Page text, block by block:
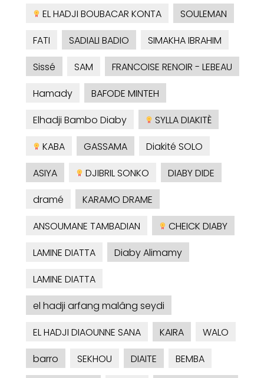
EL HADJI BOUBACAR KONTA
SOULEMAN
FATI
SADIALI BADIO
SIMAKHA IBRAHIM
Sissé
SAM
FRANCOISE RENOIR - LEBEAU
Hamady
BAFODE MINTEH
Elhadji Bambo Diaby
SYLLA DIAKITÈ
KABA
GASSAMA
Diakité SOLO
ASIYA
DJIBRIL SONKO
DIABY DIDE
dramé
KARAMO DRAME
ANSOUMANE TAMBADIAN
CHEICK DIABY
LAMINE DIATTA
Diaby Alimamy
LAMINE DIATTA
el hadji arfang malâng seydi
EL HADJI DIAOUNNE SANA
KAIRA
WALO
barro
SEKHOU DIAITE
BEMBA